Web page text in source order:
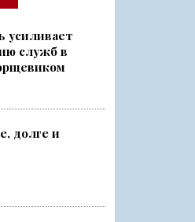
усиливает
служб в
долге и